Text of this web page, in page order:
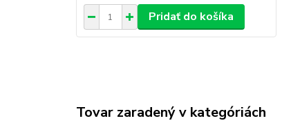
Pridať do košíka
Tovar zaradený v kategóriách